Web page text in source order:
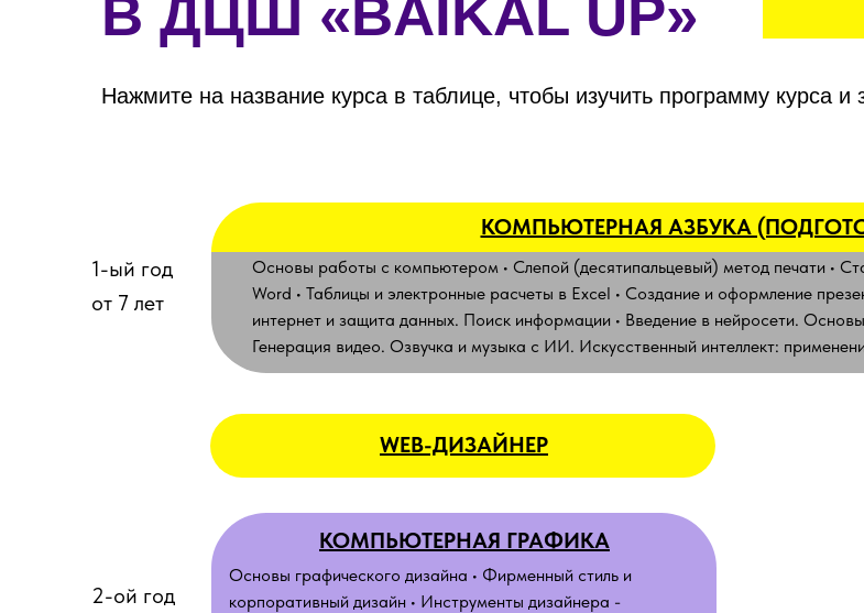
В ДЦШ «BAIKAL UP»
Нажмите на название курса в таблице, чтобы изучить программу курса и
Основы работы с компьютером • Слепой (десятипальцевый) метод печати •
Word • Таблицы и электронные расчеты в Excel • Создание и оформление
интернет и защита данных. Поиск информации • Введение в нейросети.
Генерация видео. Озвучка и музыка с ИИ. Искусственный интеллект:
КОМПЬЮТЕРНАЯ АЗБУКА
WEB-ДИЗАЙНЕР
КОМПЬЮТЕРНАЯ ГРАФИКА
Основы графического дизайна • Фирменный стиль и
корпоративный дизайн • Инструменты дизайнера -
1-ый год
от 7 лет
2-ой год